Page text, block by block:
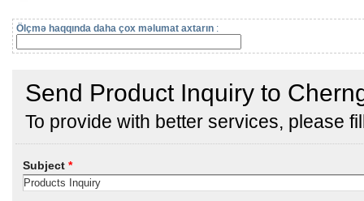
Ölçmə haqqında daha çox məlumat axtarın :